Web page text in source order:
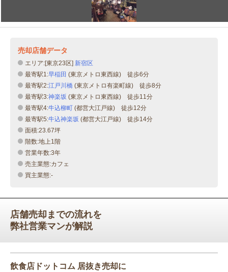
売却店舗データ
エリア:[東京23区] 新宿区
最寄駅1:早稲田 (東京メトロ東西線) 徒歩6分
最寄駅2:江戸川橋 (東京メトロ有楽町線) 徒歩8分
最寄駅3:神楽坂 (東京メトロ東西線) 徒歩11分
最寄駅4:牛込柳町 (都営大江戸線) 徒歩12分
最寄駅5:牛込神楽坂 (都営大江戸線) 徒歩14分
面積:23.67坪
階数:地上1階
営業年数:3年
売主業態:カフェ
買主業態:-
店舗売却までの流れを
弊社営業マンが解説
飲食店ドットコム 居抜き売却に